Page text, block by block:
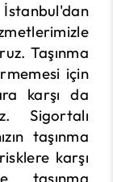
Taşınma
için
karşı da
Sigortalı
taşınma
karşı
taşınma